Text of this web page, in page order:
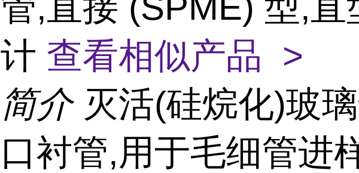
计 查看相似产品 >
简介 灭活(硅烷化)玻
口衬管,用于毛细管进